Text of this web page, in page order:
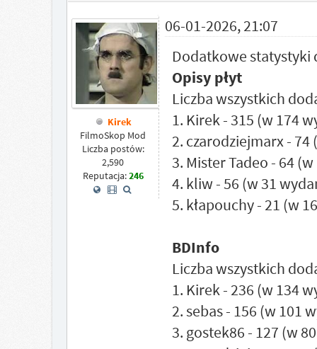
Kirek
FilmoSkop Mod
Liczba postów:
2,590
Reputacja:246
06-01-2026, 21:07
Dodatkowe statystyki
Opisy płyt
Liczba wszystkich
1. Kirek - 315 (w 174
2. czarodziejmarx -
3. Mister Tadeo - 64
4. kliw - 56 (w 31
5. kłapouchy - 21 (w
BDInfo
Liczba wszystkich
1. Kirek - 236 (w 134
2. sebas - 156 (w 101
3. gostek86 - 127 (w